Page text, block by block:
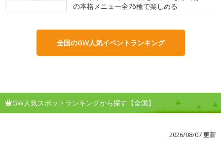
の本格メニュー全76種で楽しめる
全国のGW人気イベントランキング
GW人気スポットランキングから探す【全国】
2026/08/07 更新